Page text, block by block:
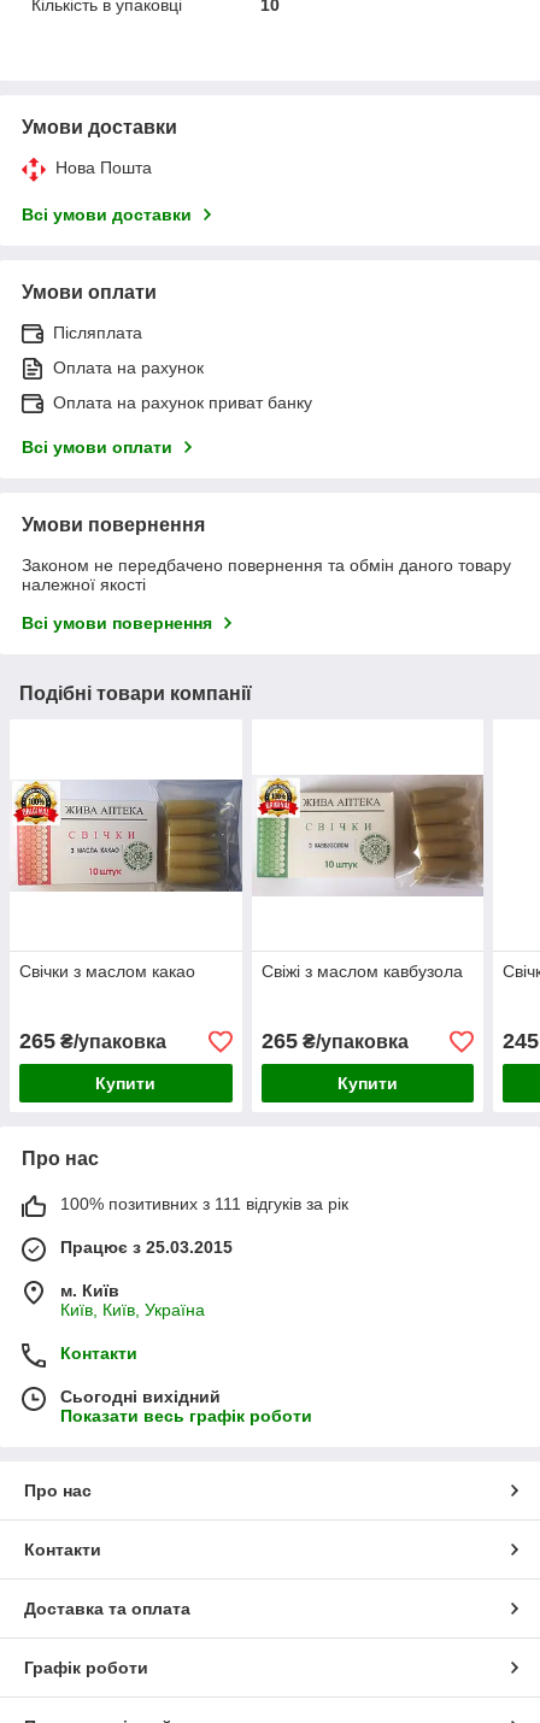
Кількість в упаковці
10
Умови доставки
Нова Пошта
Всі умови доставки
Умови оплати
Післяплата
Оплата на рахунок
Оплата на рахунок приват банку
Всі умови оплати
Умови повернення
Законом не передбачено повернення та обмін даного товару
належної якості
Всі умови повернення
Подібні товари компанії
Свічки з маслом какао
265 ₴/упаковка
Купити
Свіжі з маслом кавбузола
265₴/упаковка
Купити
245
Про нас
100% позитивних з 111 відгуків за рік
Працює з 25.03.2015
м. Київ
Київ, Київ, Україна
Контакти
Сьогодні вихідний
Показати весь графік роботи
Про нас
Контакти
Доставка та оплата
Графік роботи